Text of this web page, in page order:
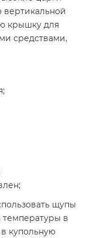
вертикальной
крышку для
средствами,
щупы
в
купольную